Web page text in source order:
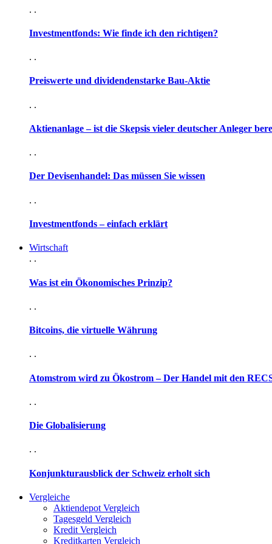
. .
Investmentfonds: Wie finde ich den richtigen?
. .
Preiswerte und dividendenstarke Bau-Aktie
. .
Aktienanlage – ist die Skepsis vieler deutscher Anleger
. .
Der Devisenhandel: Das müssen Sie wissen
. .
Investmentfonds – einfach erklärt
Wirtschaft
. .
Was ist ein Ökonomisches Prinzip?
. .
Bitcoins, die virtuelle Währung
. .
Atomstrom wird zu Ökostrom – Der Handel mit den
. .
Die Globalisierung
. .
Konjunkturausblick der Schweiz erholt sich
Vergleiche
Aktiendepot Vergleich
Tagesgeld Vergleich
Kredit Vergleich
Kreditkarten Vergleich